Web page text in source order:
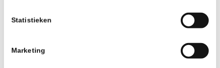
Statistieken
Marketing
augustus 2023
juni 2023